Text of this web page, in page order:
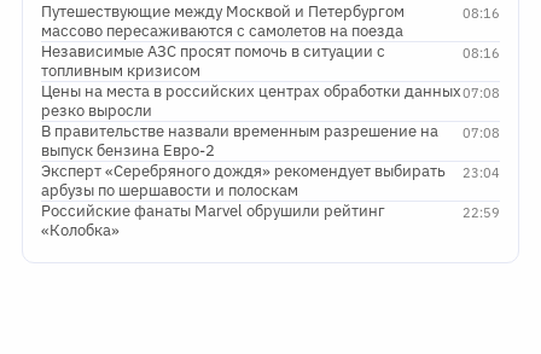
08:16
Путешествующие между Москвой и Петербургом
массово пересаживаются с самолетов на поезда
08:16
Независимые АЗС просят помочь в ситуации с
топливным кризисом
07:08
Цены на места в российских центрах обработки данных
резко выросли
07:08
В правительстве назвали временным разрешение на
выпуск бензина Евро-2
23:04
Эксперт «Серебряного дождя» рекомендует выбирать
арбузы по шершавости и полоскам
22:59
Российские фанаты Marvel обрушили рейтинг
«Колобка»